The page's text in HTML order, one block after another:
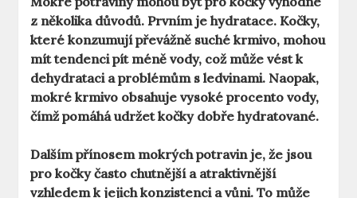
z několika důvodů. Prvním jehydratace. Kočky,
které konzumují převážně suché krmivo, mohou
mít tendenci pít méně vody, což může vést k
dehydrataci a problémům s ledvinami. Naopak,
mokré krmivo obsahuje vysoké procento vody,
čímž pomáhá udržet kočky dobře hydratované.
Dalším přínosem mokrých potravin je, že jsou
pro kočky často chutnější a atraktivnější
vzhledem k jejich konzistenci a vůni. To může